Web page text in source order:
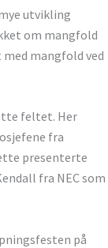
utvikling
om mangfold
mangfold ved
feltet. Her
fra
presenterte
fra NEC som
på